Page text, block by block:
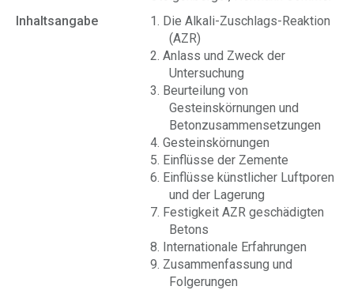
Inhaltsangabe
1. Die Alkali-Zuschlags-Reaktion
(AZR)
2. Anlass und Zweck der
Untersuchung
3. Beurteilung von
Gesteinskörnungen und
Betonzusammensetzungen
4. Gesteinskörnungen
5. Einflüsse der Zemente
6. Einflüsse künstlicher Luftporen
und der Lagerung
7. Festigkeit AZR geschädigten
Betons
8. Internationale Erfahrungen
9. Zusammenfassung und
Folgerungen